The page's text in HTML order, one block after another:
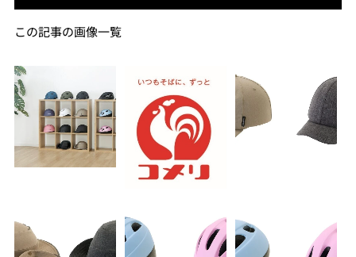
この記事の画像一覧